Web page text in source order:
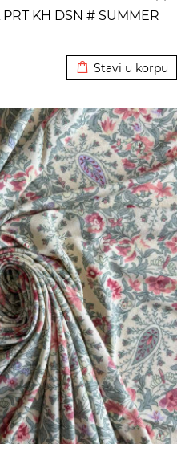
PRT KH DSN # SUMMER
Stavi u korpu